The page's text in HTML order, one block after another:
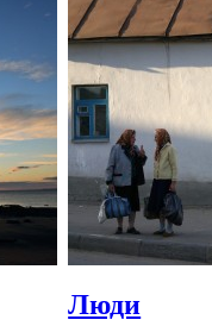
Люди